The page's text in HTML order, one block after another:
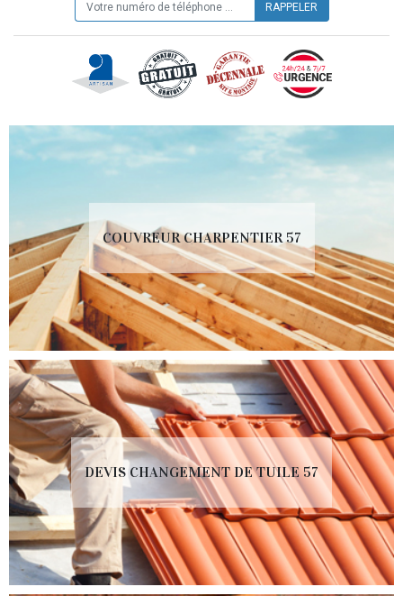
COUVREUR CHARPENTIER 57
DEVIS CHANGEMENT DE TUILE 57